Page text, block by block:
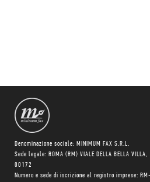
Denominazione sociale: MINIMUM FAX S.R.L.
Sede legale: ROMA (RM) VIALE DELLA BELLA
00172
Numero e sede di iscrizione al registro imprese: